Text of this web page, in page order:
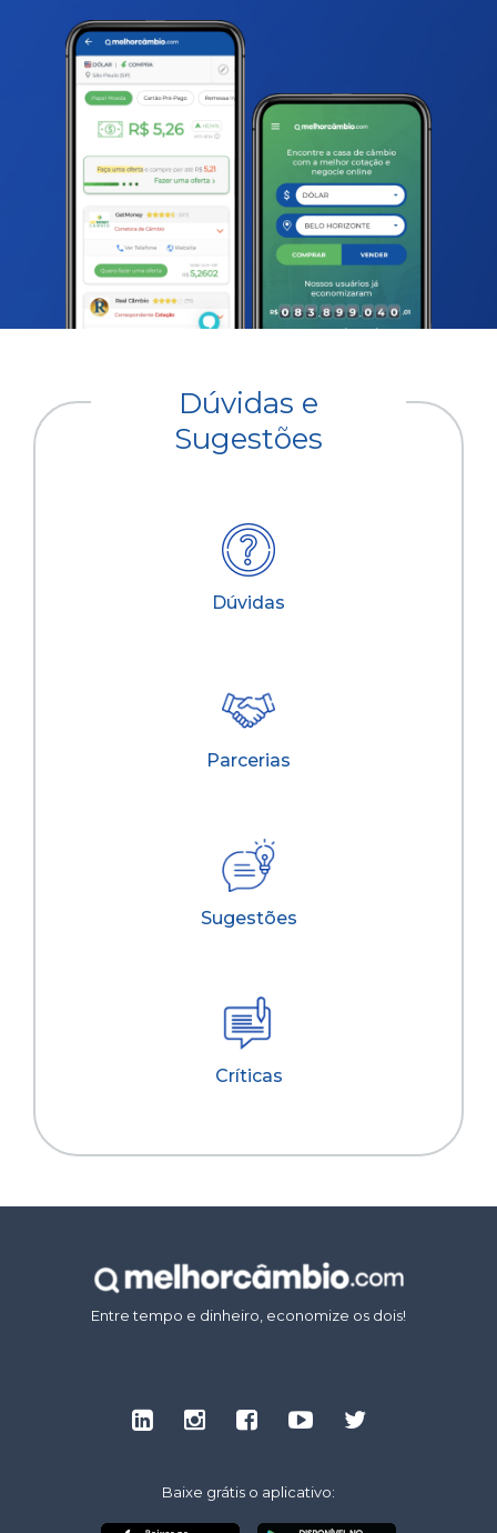
Dúvidas e
Sugestões
Dúvidas
Parcerias
Sugestões
Críticas
Entre tempo e dinheiro, economize os dois!
Baixe grátis o aplicativo: